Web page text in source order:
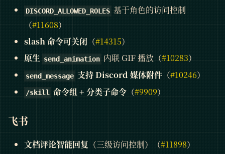
DISCORD_ALLOWED_ROLES 基于角色的访问控制
（#11608）
slash 命令可关闭 （#14315）
原生 send_animation 内联 GIF 播放（#10283）
send_message 支持 Discord 媒体附件 （#10246）
/skill 命令组 + 分类子命令 （#9909）
飞书
文档评论智能回复 （三级访问控制）（#11898）